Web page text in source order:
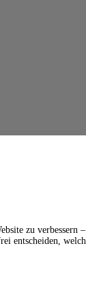
zu verbessern
entscheiden,